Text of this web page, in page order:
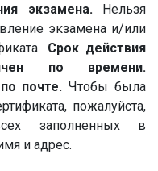
экзамена. Нельзя
экзамена и/или
Срок действия
по времени.
почте. Чтобы была
пожалуйста,
заполненных в
и адрес.